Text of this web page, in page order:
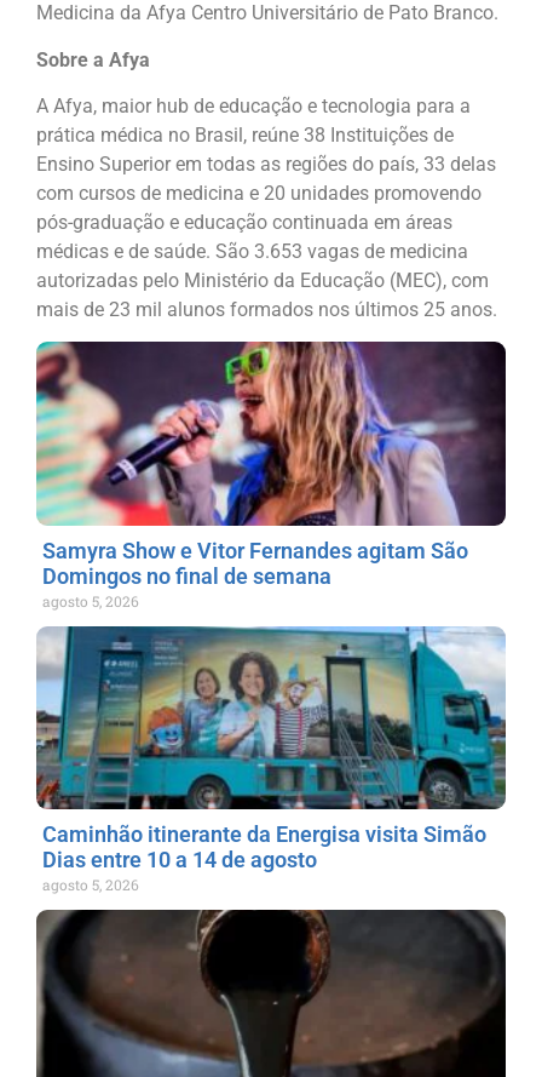
Medicina da Afya Centro Universitário de Pato Branco.
Sobre a Afya
A Afya, maior hub de educação e tecnologia para a
prática médica no Brasil, reúne 38 Instituições de
Ensino Superior em todas as regiões do país, 33 delas
com cursos de medicina e 20 unidades promovendo
pós-graduação e educação continuada em áreas
médicas e de saúde. São 3.653 vagas de medicina
autorizadas pelo Ministério da Educação (MEC), com
mais de 23 mil alunos formados nos últimos 25 anos.
Samyra Show e Vitor Fernandes agitam São
Domingos no final de semana
agosto 5, 2026
Caminhão itinerante da Energisa visita Simão
Dias entre 10 a 14 de agosto
agosto 5, 2026